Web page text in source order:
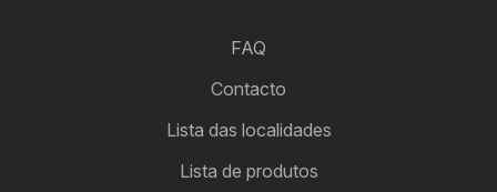
FAQ
Contacto
Lista das localidades
Lista de produtos